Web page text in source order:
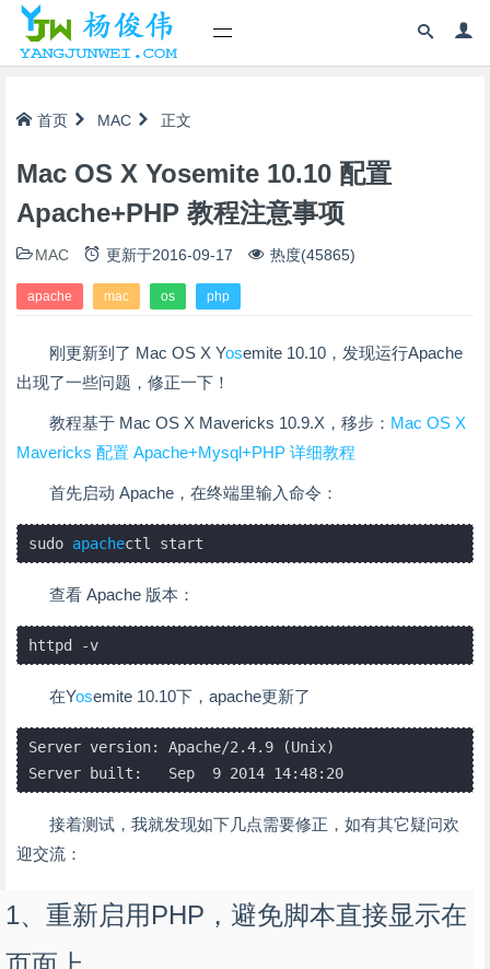
首页 MAC 正文
Mac OS X Yosemite 10.10 配置
Apache+PHP 教程注意事项
MAC 更新于2016-09-17 热度(45865)
apache mac os php
刚更新到了 Mac OS X Yosemite 10.10，发现运行Apache
出现了一些问题，修正一下！
教程基于 Mac OS X Mavericks 10.9.X，移步： Mac OS X
Mavericks 配置 Apache+Mysql+PHP 详细教程
首先启动 Apache，在终端里输入命令：
sudo apachectl start
查看 Apache 版本：
httpd -v
在Yosemite 10.10下，apache更新了
Server version: Apache/2.4.9 (Unix)
接着测试，我就发现如下几点需要修正，如有其它疑问欢
迎交流：
1、重新启用PHP，避免脚本直接显示在